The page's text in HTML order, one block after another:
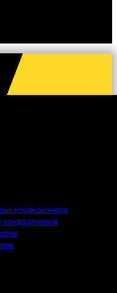
кондиционеров
кондиционеров